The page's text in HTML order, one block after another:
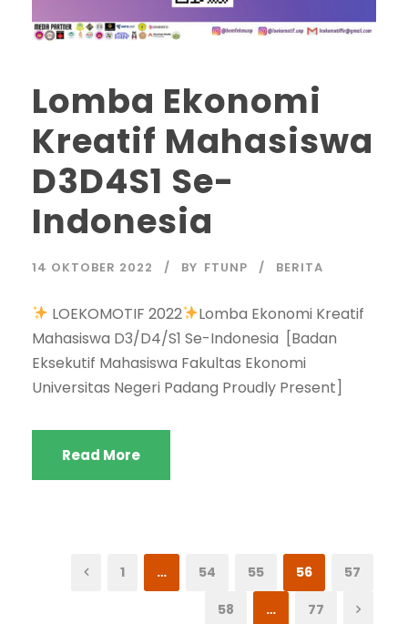
Lomba Ekonomi
Kreatif Mahasiswa
D3D4S1 Se-
Indonesia
14 OKTOBER 2022 BY FTUNP BERITA
LOEKOMOTIF 2022
Lomba Ekonomi Kreatif
Mahasiswa D3/D4/S1 Se-Indonesia [Badan
Eksekutif Mahasiswa Fakultas Ekonomi
Universitas Negeri Padang Proudly Present]
Read More
1 … 54 55 56 57
58 … 77